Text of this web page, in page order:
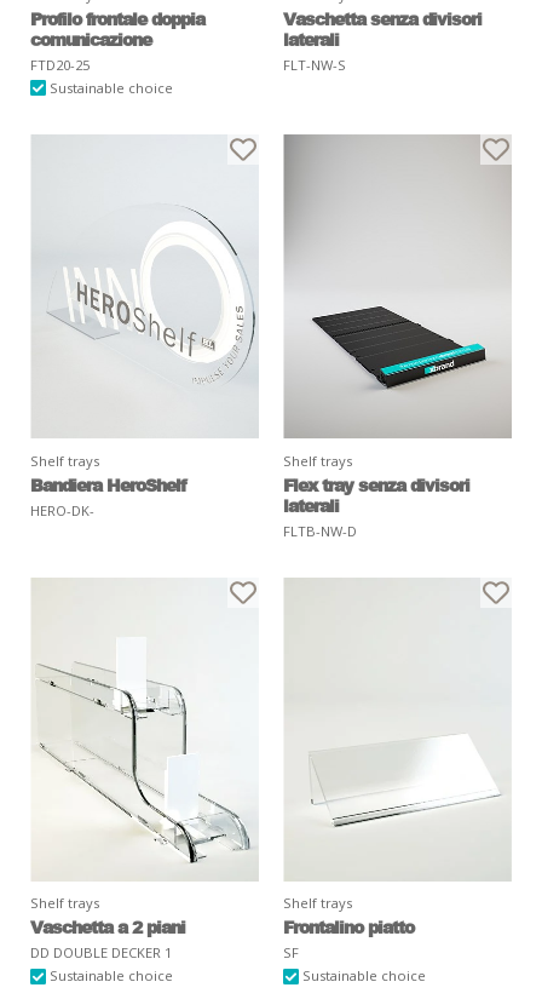
Profilo frontale doppia
comunicazione
FTD20-25
Sustainable choice
Vaschetta senza divisori
laterali
FLT-NW-S
Shelf trays
Bandiera HeroShelf
HERO-DK-
Shelf trays
Flex tray senza divisori
laterali
FLTB-NW-D
Shelf trays
Vaschetta a 2 piani
DD DOUBLE DECKER 1
Sustainable choice
Shelf trays
Frontalino piatto
SF
Sustainable choice